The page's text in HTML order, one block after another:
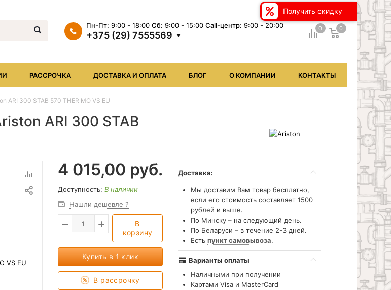
Пн-Пт: 9:00 - 18:00 Сб: 9:00 - 15:00 Сall-центр: 9:00 - 20:00
+375 (29) 7555569
+375 (17) XXX
РАССРОЧКА ДОСТАВКА И ОПЛАТА БЛОГ О КОМПАНИИ КОНТАКТЫ
0 0
ARI 300 STAB 570 THER MO VS EU
ARI 300 STAB
4 015,00 руб.
Доступность: В наличии
Нашли дешевле ?
В
корзину
Купить в 1 клик
В рассрочку
Доставка:
Мы доставим Вам товар бесплатно,
если его стоимость составляет 1500
рублей и выше.
По Минску – на следующий день.
По Беларуси – в течение 2-3 дней.
Есть пункт самовывоза.
Варианты оплаты
Наличными при получении
Картами Visa и MasterCard
Получить скидку